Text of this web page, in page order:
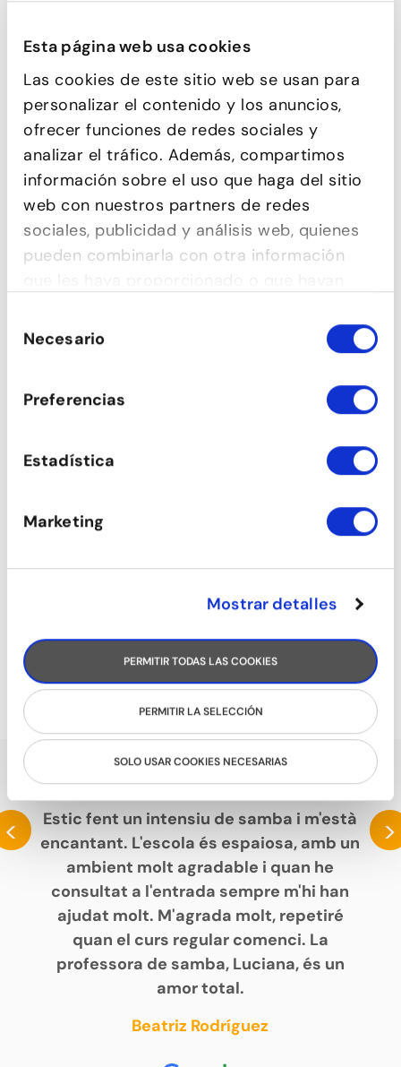
Esta página web usa cookies
Las cookies de este sitio web se usan para
personalizar el contenido y los anuncios,
ofrecer funciones de redes sociales y
analizar el tráfico. Además, compartimos
información sobre el uso que haga del sitio
web con nuestros partners de redes
sociales, publicidad y análisis web, quienes
pueden combinarla con otra información
de sus servicios.
deNecesario
Preferencias
Estadística
Marketing
Mostrar detalles
PERMITIR TODAS LAS COOKIES
PERMITIR LA SELECCIÓN
SOLO USAR COOKIES NECESARIAS
SON
ROCK&ROLL
<
Estic fent un intensiu de samba i m'està
encantant. L'escola és espaiosa, amb un
ambient molt agradable i quan he
consultat a l'entrada sempre m'hi han
ajudat molt. M'agrada molt, repetiré
quan el curs regular comenci. La
professora de samba, Luciana, és un
amor total.
Beatriz Rodríguez
>